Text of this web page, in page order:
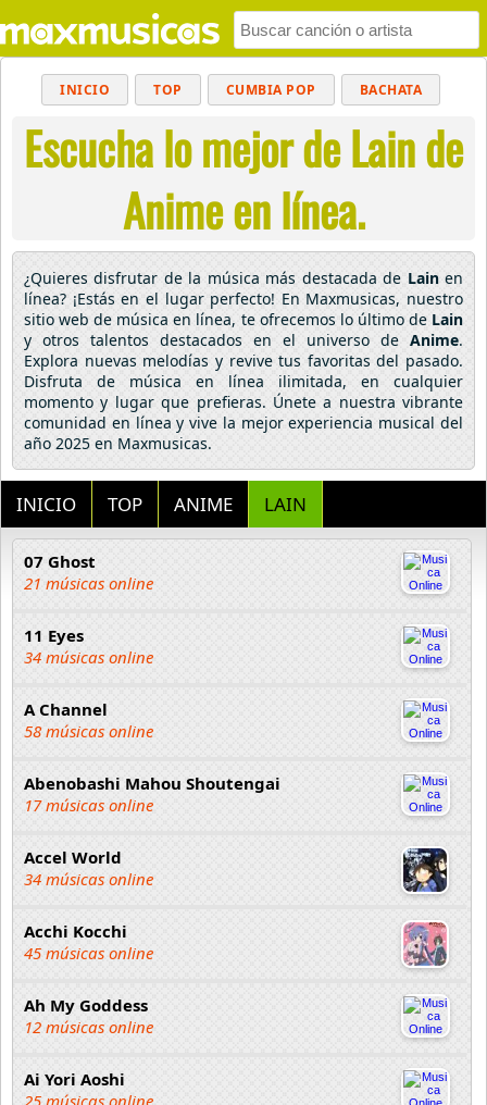
INICIO TOP CUMBIA POP BACHATA
MUSICA CRISTIANA REGGAETON
BALADAS ALTERNATIVO ELECTRÓNICA
CUMBIAS
Escucha lo mejor de Lain de
Anime en línea.
¿Quieres disfrutar de la música más destacada de Lainen
línea? ¡Estás en el lugar perfecto! En Maxmusicas, nuestro
sitio web de música en línea, te ofrecemos lo último de Lain
y otros talentos destacados en el universo de Anime.
Explora nuevas melodías y revive tus favoritas del pasado.
Disfruta de música en línea ilimitada, en cualquier
momento y lugar que prefieras. Únete a nuestra vibrante
comunidad en línea y vive la mejor experiencia musical del
año 2025 en Maxmusicas.
INICIO TOP ANIME LAIN
07 Ghost
21 músicas online
11 Eyes
34 músicas online
A Channel
58 músicas online
Abenobashi Mahou Shoutengai
17 músicas online
Accel World
34 músicas online
Acchi Kocchi
45 músicas online
Ah My Goddess
12 músicas online
Ai Yori Aoshi
25 músicas online